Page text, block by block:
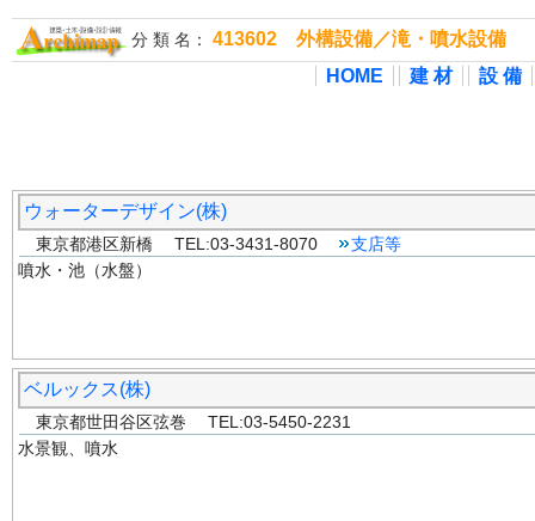
分 類 名： 413602 外構設備／滝・噴水設備
HOME
建 材 設 備
ウォーターデザイン(株)
東京都港区新橋 TEL:03-3431-8070
支店等
噴水・池（水盤）
ベルックス(株)
東京都世田谷区弦巻 TEL:03-5450-2231
水景観、噴水